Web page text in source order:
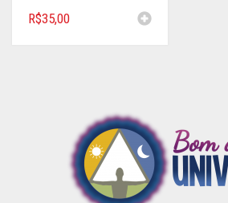
R$35,00